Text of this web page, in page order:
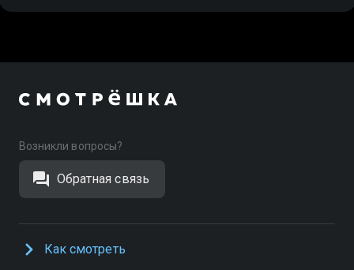
Возникли вопросы?
Обратная связь
Как смотреть